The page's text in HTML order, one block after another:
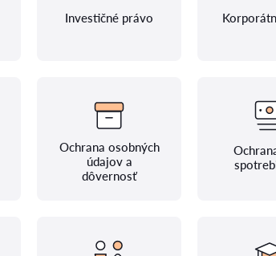
Investičné právo
Ochrana osobných
údajov a
dôvernosť